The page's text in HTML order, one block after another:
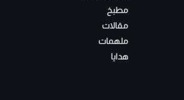
مطبخ
مقالات
ملهمات
هدايا